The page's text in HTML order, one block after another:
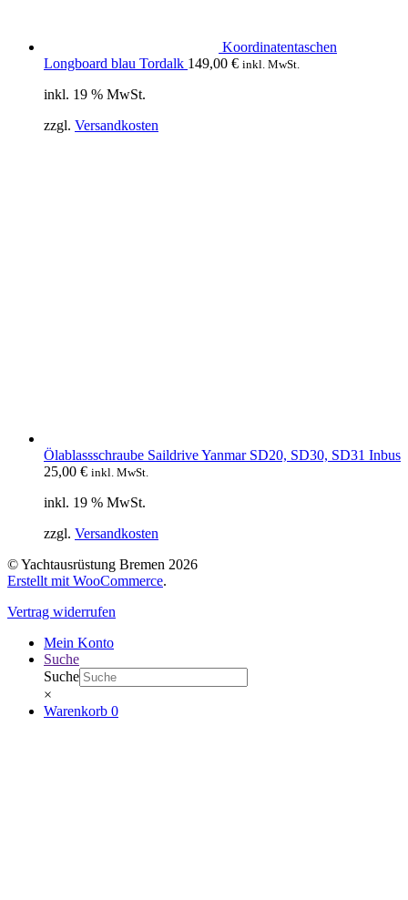
Koordinatentaschen
Longboard blau Tordalk 149,00 € inkl. MwSt.
inkl. 19 % MwSt.
zzgl. Versandkosten
Ölablassschraube Saildrive Yanmar SD20, SD30, SD31 Inbus
25,00 € inkl. MwSt.
inkl. 19 % MwSt.
zzgl. Versandkosten
© Yachtausrüstung Bremen 2026
Erstellt mit WooCommerce.
Vertrag widerrufen
Mein Konto
Suche
Suche
×
Warenkorb 0